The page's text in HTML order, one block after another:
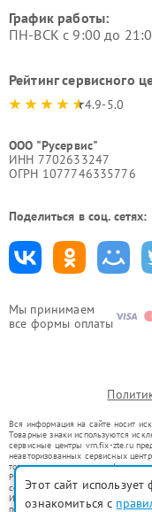
Мы принимаем
все формы оплаты
График работы:
ПН-ВСК с 9:00 до
Рейтинг сервисного
4.9-5.0
ООО "Русервис"
ИНН 7702633247
ОГРН 1077746335776
Поделиться в соц. сетях:
Вся информация на сайте носит
Товарные знаки используются
сервисные центры vrn.fix-zte.ru
неавторизованных сервисных
товарных знаков или их
Ремонт осуществляется для
со статьей 1487 ГК РФ.
Использование товарных знаков
потребителей в заблуждение, а
Этот сайт
ознакомиться с